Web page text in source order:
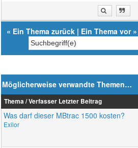
« Ein Thema zurück | Ein Thema vor»
Möglicherweise verwandte Themen…
Thema / Verfasser Letzter Beitrag
Was darf dieser MBtrac 1500 kosten?
Exilor